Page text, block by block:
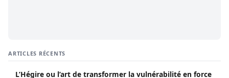
ARTICLES RÉCENTS
L’Hégire ou l’art de transformer la vulnérabilité en force